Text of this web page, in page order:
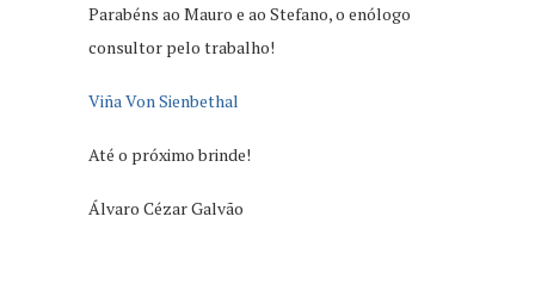
Parabéns ao Mauro e ao Stefano, o enólogo
consultor pelo trabalho!
Viña Von Sienbethal
Até o próximo brinde!
Álvaro Cézar Galvão